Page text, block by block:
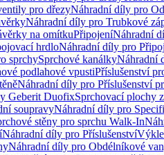
pro dřezyNáhradní díly pro
Náhradní díly pro Trubkové
na omítkuPřipojeníNáhradní
hrdloNáhradní díly pro
sprchySprchové kanálkyNáhradní
podlahové vpustiPříslušenství
Náhradní díly pro Příslušenství
Geberit DuofixSprchovací plochy
soupravyNáhradní díly pro
stěny pro sprchu Walk-In
Náhradní díly pro Příslušenství
Náhradní díly pro Obdélníkové